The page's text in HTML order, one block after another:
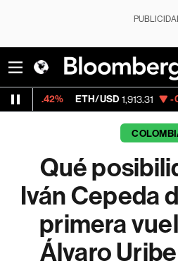
ETH/USD 1,913.31 -0.30% Visa
Qué
Iván Cepeda
primera
Álvaro